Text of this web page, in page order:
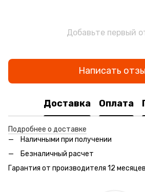
Добавьте первый
Написать
Доставка Оплата
Подробнее о доставке
Наличными при получении
Безналичный расчет
Гарантия от производителя 12 месяцев